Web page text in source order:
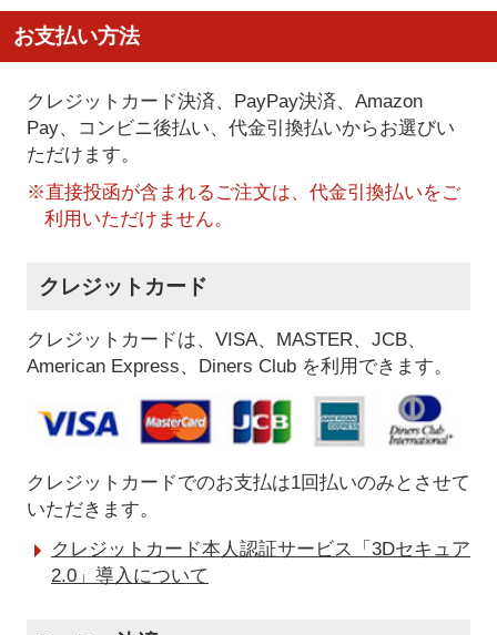
お支払い方法
クレジットカード決済、PayPay決済、Amazon
Pay、コンビニ後払い、代金引換払いからお選びい
ただけます。
※直接投函が含まれるご注文は、代金引換払いをご
利用いただけません。
クレジットカード
クレジットカードは、VISA、MASTER、JCB、
American Express、Diners Club を利用できます。
クレジットカードでのお支払は1回払いのみとさせて
いただきます。
クレジットカード本人認証サービス「3Dセキュア
2.0」導入について